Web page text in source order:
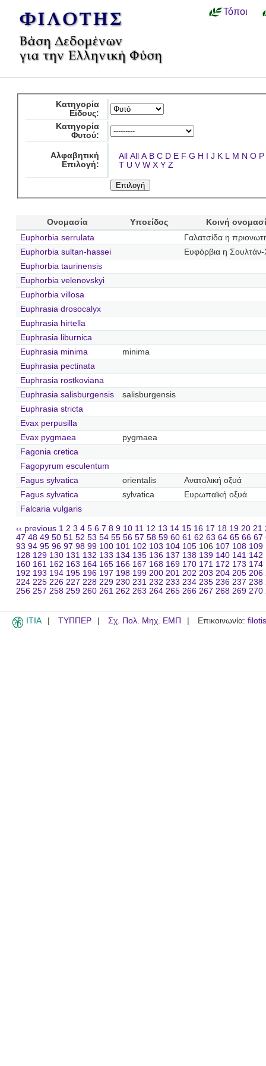
Τόποι
Κατηγορία
Είδους:
Κατηγορία
Φυτού:
Αλφαβητική
Επιλογή:
All All A B C D E F G H I J K L M N O P
T U V W X Y Z
Ονομασία Υποείδος
Κοινή
Euphorbia serrulata
Γαλατσίδα η
Euphorbia sultan-hassei
Ευφόρβια η Σουλτάν-
Euphorbia taurinensis
Euphorbia velenovskyi
Euphorbia villosa
Euphrasia drosocalyx
Euphrasia hirtella
Euphrasia liburnica
Euphrasia minima
minima
Euphrasia pectinata
Euphrasia rostkoviana
Euphrasia salisburgensis
salisburgensis
Euphrasia stricta
Evax perpusilla
Evax pygmaea
pygmaea
Fagonia cretica
Fagopyrum esculentum
Fagus sylvatica
orientalis
Ανατολική οξυά
Fagus sylvatica
sylvatica
Ευρωπαϊκή οξυά
Falcaria vulgaris
‹‹ previous 1 2 3 4 5 6 7 8 9 10 11 12 13 14 15 16 17 18 19 20 21
47 48 49 50 51 52 53 54 55 56 57 58 59 60 61 62 63 64 65 66 67
93 94 95 96 97 98 99 100 101 102 103 104 105 106 107 108 109
128 129 130 131 132 133 134 135 136 137 138 139 140 141 142
160 161 162 163 164 165 166 167 168 169 170 171 172 173 174
192 193 194 195 196 197 198 199 200 201 202 203 204 205 206
224 225 226 227 228 229 230 231 232 233 234 235 236 237 238
256 257 258 259 260 261 262 263 264 265 266 267 268 269 270
ITIA ΤΥΠΠΕΡ Σχ. Πολ. Μηχ. ΕΜΠ Επικοινωνία: